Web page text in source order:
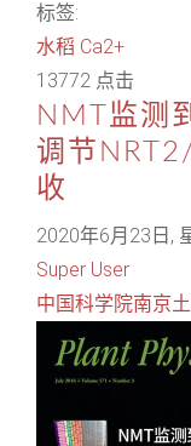
标签:
水稻 Ca2+
13772 点击
NMT监测
调节
收
2020年6月23日,
Super User
中国科学院南京